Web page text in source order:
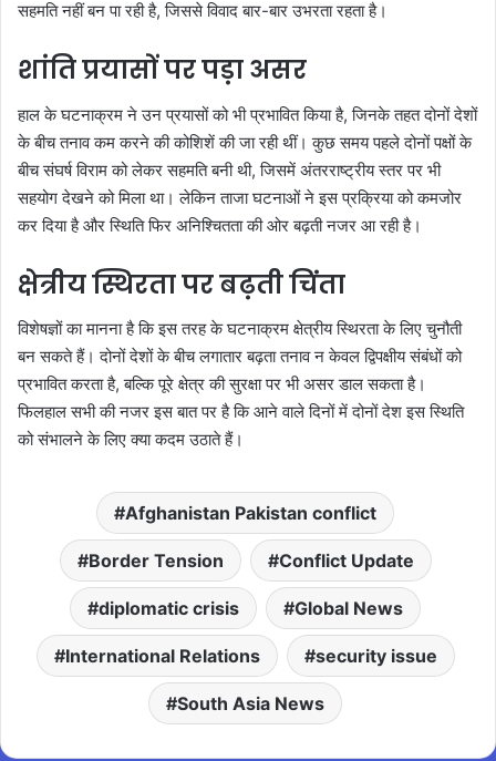
सहमति नहीं बन पा रही है, जिससे विवाद बार-बार उभरता रहता है।
शांति प्रयासों पर पड़ा असर
हाल के घटनाक्रम ने उन प्रयासों को भी प्रभावित किया है, जिनके तहत दोनों देशों
के बीच तनाव कम करने की कोशिशें की जा रही थीं। कुछ समय पहले दोनों पक्षों के
बीच संघर्ष विराम को लेकर सहमति बनी थी, जिसमें अंतरराष्ट्रीय स्तर पर भी
सहयोग देखने को मिला था। लेकिन ताजा घटनाओं ने इस प्रक्रिया को कमजोर
कर दिया है और स्थिति फिर अनिश्चितता की ओर बढ़ती नजर आ रही है।
क्षेत्रीय स्थिरता पर बढ़ती चिंता
विशेषज्ञों का मानना है कि इस तरह के घटनाक्रम क्षेत्रीय स्थिरता के लिए चुनौती
बन सकते हैं। दोनों देशों के बीच लगातार बढ़ता तनाव न केवल द्विपक्षीय संबंधों को
प्रभावित करता है, बल्कि पूरे क्षेत्र की सुरक्षा पर भी असर डाल सकता है।
फिलहाल सभी की नजर इस बात पर है कि आने वाले दिनों में दोनों देश इस स्थिति
को संभालने के लिए क्या कदम उठाते हैं।
Afghanistan Pakistan conflict
Border Tension Conflict Update
diplomatic crisis Global News
International Relations security issue
South Asia News